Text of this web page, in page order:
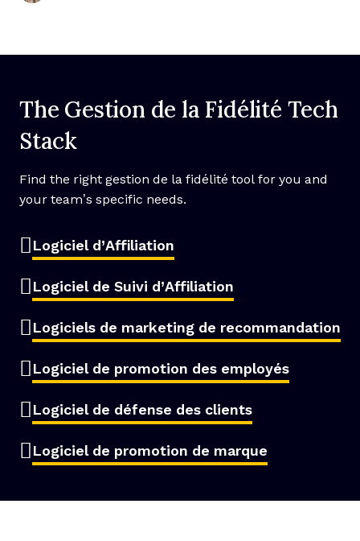
The Gestion de la Fidélité Tech
Stack
Find the right gestion de la fidélité tool for you and
your team’s specific needs.
Logiciel d’Affiliation
Logiciel de Suivi d’Affiliation
Logiciels de marketing de recommandation
Logiciel de promotion des employés
Logiciel de défense des clients
Logiciel de promotion de marque